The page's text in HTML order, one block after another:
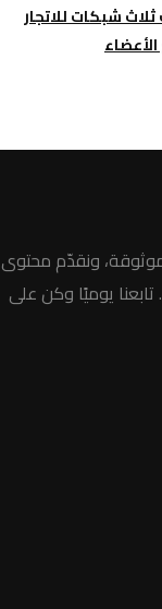
شبكات للاتجار
موثوقة، ونقدّم محتوى
يوميًا وكن على